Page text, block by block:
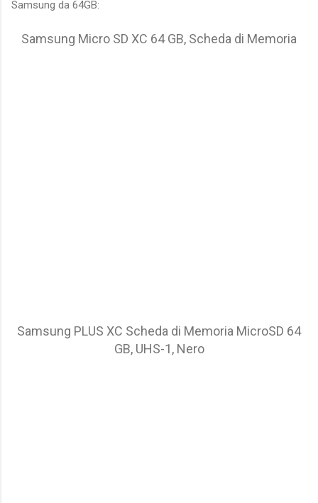
Samsung da 64GB:
Samsung Micro SD XC 64 GB, Scheda di Memoria
Samsung PLUS XC Scheda di Memoria MicroSD 64
GB, UHS-1, Nero